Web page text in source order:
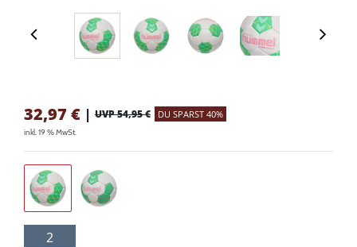
32,97 € | UVP 54,95 € DU SPARST 40%
inkl. 19 % MwSt.
2